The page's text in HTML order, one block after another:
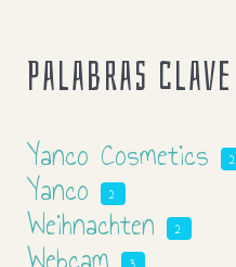
Palabras clave
Yanco Cosmetics 2
Yanco 2
Weihnachten 2